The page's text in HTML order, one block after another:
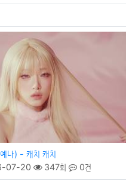
나) - 캐치 캐치
07-20 347회 0건